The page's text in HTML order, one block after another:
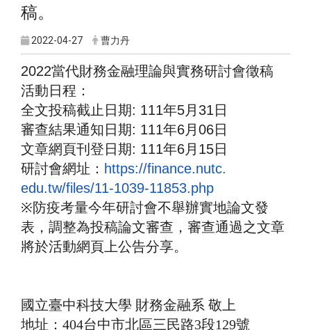
稿。
2022-04-27 曹力丹
2022當代財務金融理論與實務研討會徵稿
活動日程：
全文投稿截止日期: 111年5月 31日
審查結果通知日期: 111年6月06日
文章網頁刊登日期: 111年6月 15日
研討會網址： https://finance.nutc.
edu.tw/files/11-1039-11853.php
※防疫考量今年研討會不舉辦實地論文發
表，調整為投稿論文審查， 審查通過之文章
將於活動網頁上公告分享。
國立臺中科技大學 財務金融系 敬上
地址：404台中市北區三民路3段129號